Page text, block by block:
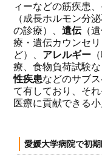
ィーなどの筋疾患
（成長ホルモン分
の診療）、遺伝（
療・遺伝カウンセ
ど）、 アレルギー
療、食物負荷試験
性疾患などのサブ
て有しており、そ
医療に貢献できる
愛媛大学病院で初